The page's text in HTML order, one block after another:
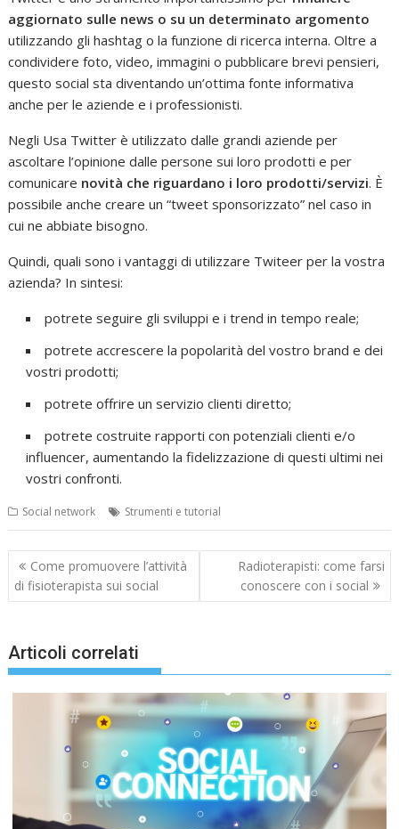
aggiornato sulle news o su un determinato argomento
utilizzando gli hashtag o la funzione di ricerca interna. Oltre a
condividere foto, video, immagini o pubblicare brevi pensieri,
questo social sta diventando un’ottima fonte informativa
anche per le aziende e i professionisti.
Negli Usa Twitter è utilizzato dalle grandi aziende per
ascoltare l’opinione dalle persone sui loro prodotti e per
comunicare novità che riguardano i loro prodotti/servizi. È
possibile anche creare un “tweet sponsorizzato” nel caso in
cui ne abbiate bisogno.
Quindi, quali sono i vantaggi di utilizzare Twiteer per la vostra
azienda? In sintesi:
potrete seguire gli sviluppi e i trend in tempo reale;
potrete accrescere la popolarità del vostro brand e dei
vostri prodotti;
potrete offrire un servizio clienti diretto;
potrete costruite rapporti con potenziali clienti e/o
influencer, aumentando la fidelizzazione di questi ultimi nei
vostri confronti.
Social network Strumenti e tutorial
Navigazione
articoli
Come promuovere l’attività
di fisioterapista sui social
Radioterapisti: come farsi
conoscere con i social
Articoli correlati